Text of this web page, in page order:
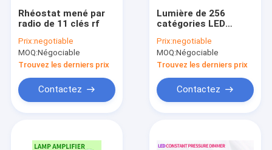
Rhéostat mené par
radio de 11 clés rf
Prix:negotiable
MOQ:Négociable
Trouvez les derniers prix
Contactez
Lumière de 256
catégories LED
commutateur
Prix:negotiable
MOQ:Négociable
Trouvez les derniers prix
Contactez